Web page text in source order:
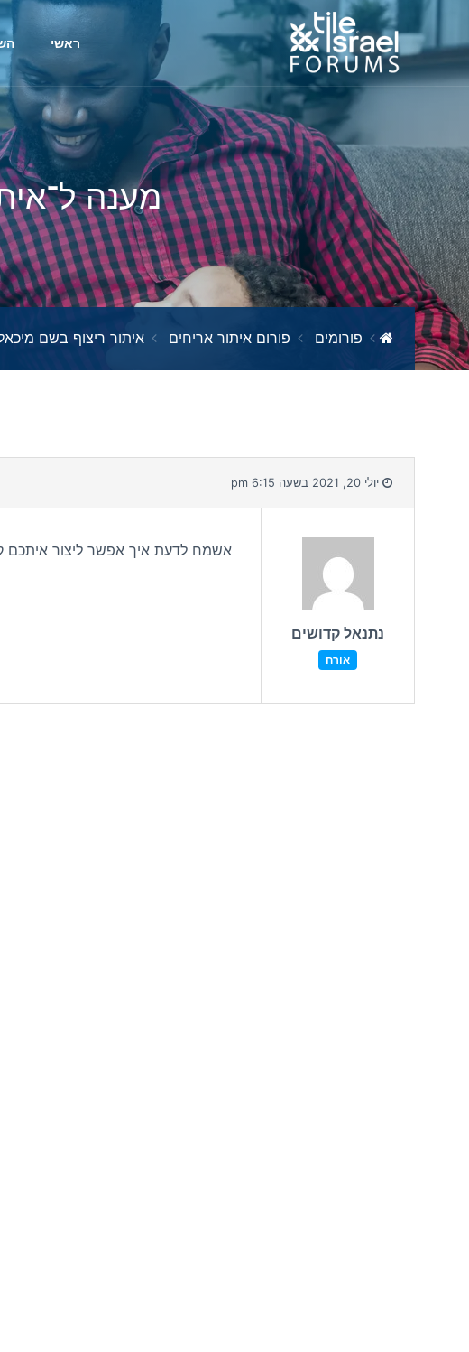
ראשי
מענה
פורומים פורום איתור אריחים איתור ריצוף בשם מיכאל
יולי 20, 2021 בשעה 6:15 pm
נתנאל קדושים
אורח
אשמח לדעת איך אפשר ליצור איתכם